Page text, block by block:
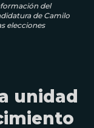
del
de Camilo
elecciones
unidad